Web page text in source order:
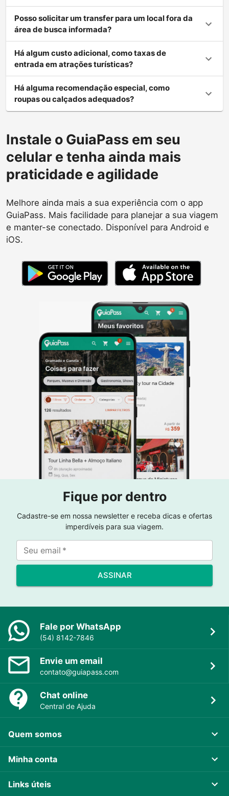
Posso solicitar um transfer para um local fora da
área de busca informada?
Há algum custo adicional, como taxas de
entrada em atrações turísticas?
Há alguma recomendação especial, como
roupas ou calçados adequados?
Instale o GuiaPass em seu
celular e tenha ainda mais
praticidade e agilidade
Melhore ainda mais a sua experiência com o app
GuiaPass. Mais facilidade para planejar a sua viagem
e manter-se conectado. Disponível para Android e
iOS.
Fique por dentro
Cadastre-se em nossa newsletter e receba dicas e ofertas
imperdíveis para sua viagem.
Seu email *
ASSINAR
Fale por WhatsApp
(54) 8142-7846
Envie um email
contato@guiapass.com
Chat online
Central de Ajuda
Quem somos
Minha conta
Links úteis